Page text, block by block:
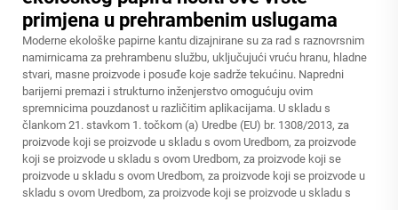
primjena u prehrambenim uslugama
Moderne ekološke papirne kantu dizajnirane su za rad s raznovrsnim
namirnicama za prehrambenu službu, uključujući vruću hranu, hladne
stvari, masne proizvode i posuđe koje sadrže tekućinu. Napredni
barijerni premazi i strukturno inženjerstvo omogućuju ovim
spremnicima pouzdanost u različitim aplikacijama. U skladu s
člankom 21. stavkom 1. točkom (a) Uredbe (EU) br. 1308/2013, za
proizvode koji se proizvode u skladu s ovom Uredbom, za proizvode
koji se proizvode u skladu s ovom Uredbom, za proizvode koji se
proizvode u skladu s ovom Uredbom, za proizvode koji se proizvode u
skladu s ovom Uredbom, za proizvode koji se proizvode u skladu s